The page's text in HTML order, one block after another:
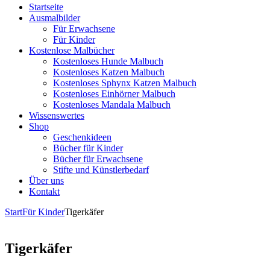
Startseite
Ausmalbilder
Für Erwachsene
Für Kinder
Kostenlose Malbücher
Kostenloses Hunde Malbuch
Kostenloses Katzen Malbuch
Kostenloses Sphynx Katzen Malbuch
Kostenloses Einhörner Malbuch
Kostenloses Mandala Malbuch
Wissenswertes
Shop
Geschenkideen
Bücher für Kinder
Bücher für Erwachsene
Stifte und Künstlerbedarf
Über uns
Kontakt
StartFür KinderTigerkäfer
Tigerkäfer